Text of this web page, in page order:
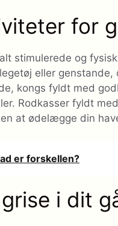
for
stimulerede og
eller
kongs fyldt med
Rodkasser fyldt
at ødelægge din
er forskellen?
i dit